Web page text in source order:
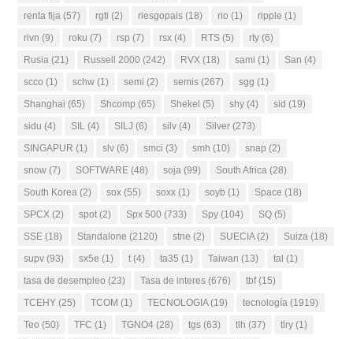
renta fija (57) rgti (2) riesgopais (18) rio (1) ripple (1)
rivn (9) roku (7) rsp (7) rsx (4) RTS (5) rty (6)
Rusia (21) Russell 2000 (242) RVX (18) sami (1) San (4)
scco (1) schw (1) semi (2) semis (267) sgg (1)
Shanghai (65) Shcomp (65) Shekel (5) shy (4) sid (19)
sidu (4) SIL (4) SILJ (6) silv (4) Silver (273)
SINGAPUR (1) slv (6) smci (3) smh (10) snap (2)
snow (7) SOFTWARE (48) soja (99) South Africa (28)
South Korea (2) sox (55) soxx (1) soyb (1) Space (18)
SPCX (2) spot (2) Spx 500 (733) Spy (104) SQ (5)
SSE (18) Standalone (2120) stne (2) SUECIA(2) Suiza (18)
supv (93) sx5e (1) t (4) ta35 (1) Taiwan (13) tal (1)
tasa de desempleo (23) Tasa de interes (676) tbf(15)
TCEHY (25) TCOM (1) TECNOLOGIA(19) tecnología (1919)
Teo (50) TFC (1) TGNO4 (28) tgs (63) tlh (37) tlry (1)